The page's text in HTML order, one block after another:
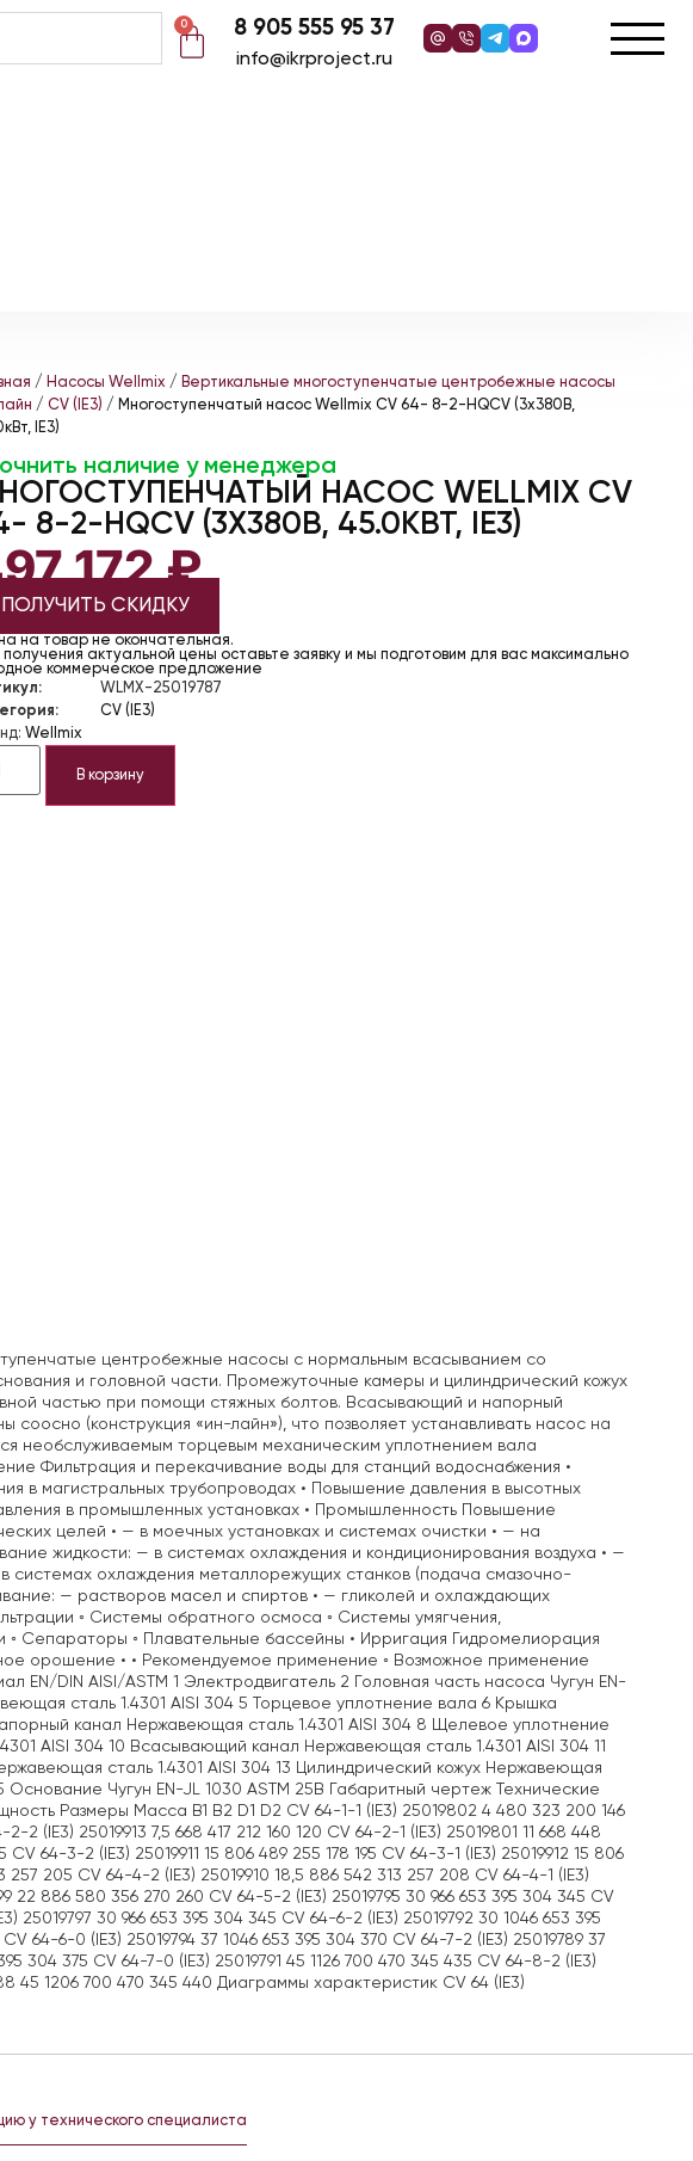
0 8 905 555 95 37
info@ikrproject.ru
/ Насосы Wellmix/ Вертикальные многоступенчатые центробежные насосы
/ CV (IE3) / Многоступенчатый насос Wellmix CV 64- 8-2-HQCV (3х380В,
IE3)
наличие у менеджера
НАСОС WELLMIX CV
8-2-HQCV (3Х380В, 45.0КВТ, IE3)
172₽
ПОЛУЧИТЬ СКИДКУ
на товар не окончательная.
получения актуальной цены оставьте заявку и мы подготовим для вас максимально
коммерческое предложение
WLMX-25019787
CV (IE3)
Wellmix
В корзину
центробежные насосы с нормальным всасыванием со
и головной части. Промежуточные камеры и цилиндрический кожух
частью при помощи стяжных болтов. Всасывающий и напорный
(конструкция «ин-лайн»), что позволяет устанавливать насос на
необслуживаемым торцевым механическим уплотнением вала
Фильтрация и перекачивание воды для станций водоснабжения •
в магистральных трубопроводах • Повышение давления в высотных
в промышленных установках • Промышленность Повышение
целей • — в моечных установках и системах очистки • — на
жидкости: — в системах охлаждения и кондиционирования воздуха • —
системах охлаждения металлорежущих станков (подача смазочно-
— растворов масел и спиртов • — гликолей и охлаждающих
◦ Системы обратного осмоса ◦ Системы умягчения,
◦ Сепараторы ◦ Плавательные бассейны • Ирригация Гидромелиорация
орошение • • Рекомендуемое применение ◦ Возможное применение
DIN AISI/ASTM 1 Электродвигатель 2 Головная часть насоса Чугун EN-
сталь 1.4301 AISI 304 5 Торцевое уплотнение вала 6 Крышка
канал Нержавеющая сталь 1.4301 AISI 304 8 Щелевое уплотнение
AISI 304 10 Всасывающий канал Нержавеющая сталь 1.4301 AISI 304 11
сталь 1.4301 AISI 304 13 Цилиндрический кожух Нержавеющая
Основание Чугун EN-JL 1030 ASTM 25B Габаритный чертеж Технические
Размеры Масса B1 B2 D1 D2 CV 64-1-1 (IE3) 25019802 4 480 323 200 146
2 (IE3) 25019913 7,5 668 417 212 160 120 CV 64-2-1 (IE3) 25019801 11 668 448
CV 64-3-2 (IE3) 25019911 15 806 489 255 178 195 CV 64-3-1 (IE3) 25019912 15 806
205 CV 64-4-2 (IE3) 25019910 18,5 886 542 313 257 208 CV 64-4-1 (IE3)
22 886 580 356 270 260 CV 64-5-2 (IE3) 25019795 30 966 653 395 304 345 CV
25019797 30 966 653 395 304 345 CV 64-6-2 (IE3) 25019792 30 1046 653 395
64-6-0 (IE3) 25019794 37 1046 653 395 304 370 CV 64-7-2 (IE3) 25019789 37
304 375 CV 64-7-0 (IE3) 25019791 45 1126 700 470 345 435 CV 64-8-2 (IE3)
45 1206 700 470 345 440 Диаграммы характеристик CV 64 (IE3)
у технического специалиста